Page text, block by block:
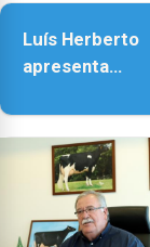
Luís Herberto
apresenta
Paisagem’